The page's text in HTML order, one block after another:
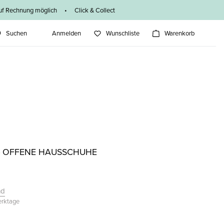
Rechnung möglich • Click & Collect
Suchen Anmelden Wunschliste Warenkorb
HAUSSCHUHE